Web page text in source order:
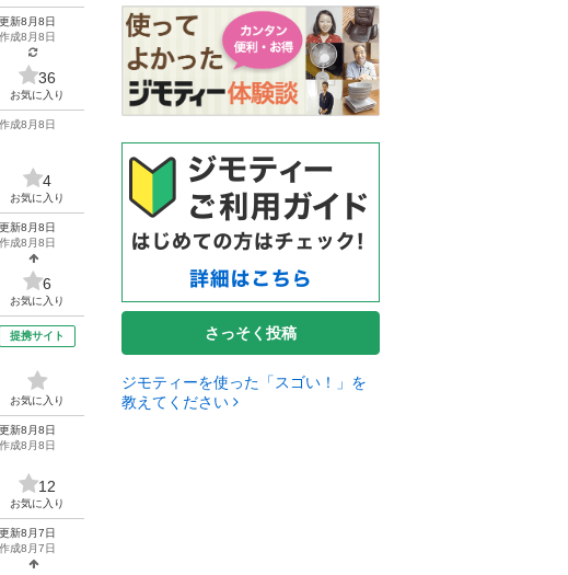
更新8月8日
作成8月8日
36
お気に入り
作成8月8日
4
お気に入り
更新8月8日
作成8月8日
6
お気に入り
提携サイト
お気に入り
更新8月8日
作成8月8日
12
お気に入り
更新8月7日
作成8月7日
さっそく投稿
ジモティーを使った「スゴい！」を
教えてください